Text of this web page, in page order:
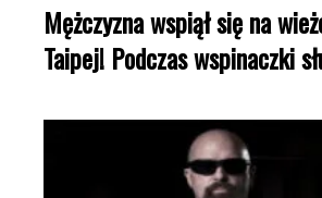
Mężczyzna wspiął się na
Taipej! Podczas wspinaczki